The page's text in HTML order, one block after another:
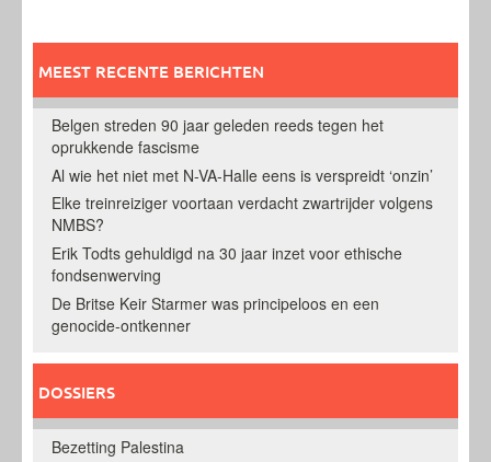
MEEST RECENTE BERICHTEN
Belgen streden 90 jaar geleden reeds tegen het
oprukkende fascisme
Al wie het niet met N-VA-Halle eens is verspreidt ‘onzin’
Elke treinreiziger voortaan verdacht zwartrijder volgens
NMBS?
Erik Todts gehuldigd na 30 jaar inzet voor ethische
fondsenwerving
De Britse Keir Starmer was principeloos en een
genocide-ontkenner
DOSSIERS
Bezetting Palestina